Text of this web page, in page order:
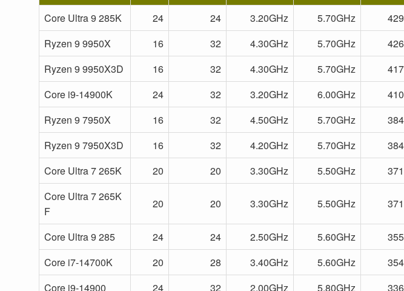
Core Ultra 9 285K 24 24 3.20GHz 5.70GHz
Ryzen 9 9950X
16 32 4.30GHz 5.70GHz
Ryzen 9 9950X3D
16 32 4.30GHz 5.70GHz
Core i9-14900K
24 32 3.20GHz 6.00GHz
Ryzen 9 7950X
16 32 4.50GHz 5.70GHz
Ryzen 9 7950X3D
16 32 4.20GHz 5.70GHz
Core Ultra 7 265K
20 20 3.30GHz 5.50GHz
Core Ultra 7 265K
F
20 20 3.30GHz 5.50GHz
Core Ultra 9 285 24 24 2.50GHz 5.60GHz
Core i7-14700K
20 28 3.40GHz 5.60GHz
Core i9-14900
24 32 2.00GHz 5.80GHz